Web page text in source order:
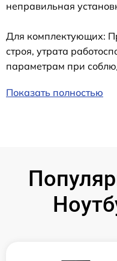
неправильная
Для комплектующих:
строя, утрата
параметрам при
Показать полностью